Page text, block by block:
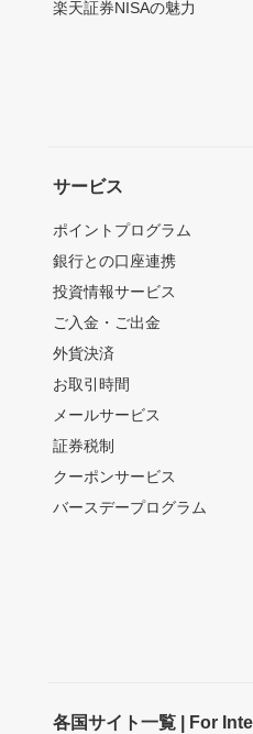
楽天証券NISAの魅力
サービス
ポイントプログラム
銀行との口座連携
投資情報サービス
ご入金・ご出金
外貨決済
お取引時間
メールサービス
証券税制
クーポンサービス
バースデープログラム
各国サイト一覧 | For